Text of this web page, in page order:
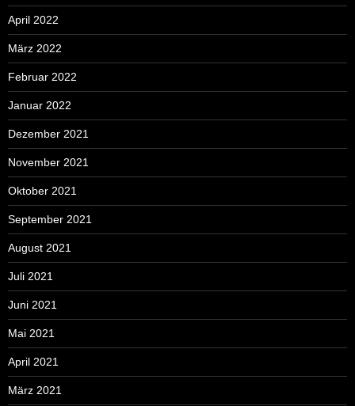
April 2022
März 2022
Februar 2022
Januar 2022
Dezember 2021
November 2021
Oktober 2021
September 2021
August 2021
Juli 2021
Juni 2021
Mai 2021
April 2021
März 2021